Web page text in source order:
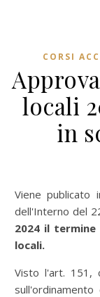
CORSI
locali
in
Viene publicato in GU n 303 del 30.12.2023 il Decreto
dell'Interno del
2024 il
locali.
Visto l'art.